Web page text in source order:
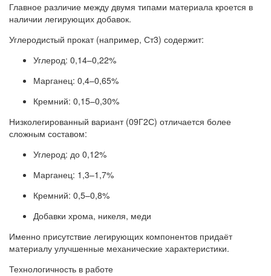
Главное различие между двумя типами материала кроется в
наличии легирующих добавок.
Углеродистый прокат (например, Ст3) содержит:
Углерод: 0,14–0,22%
Марганец: 0,4–0,65%
Кремний: 0,15–0,30%
Низколегированный вариант (09Г2С) отличается более
сложным составом:
Углерод: до 0,12%
Марганец: 1,3–1,7%
Кремний: 0,5–0,8%
Добавки хрома, никеля, меди
Именно присутствие легирующих компонентов придаёт
материалу улучшенные механические характеристики.
Технологичность в работе